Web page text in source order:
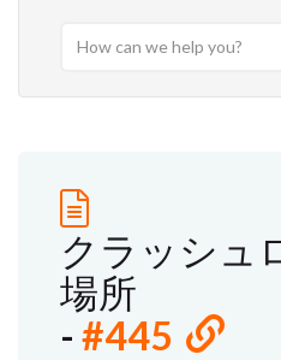
クラッシュ
場所
-#445